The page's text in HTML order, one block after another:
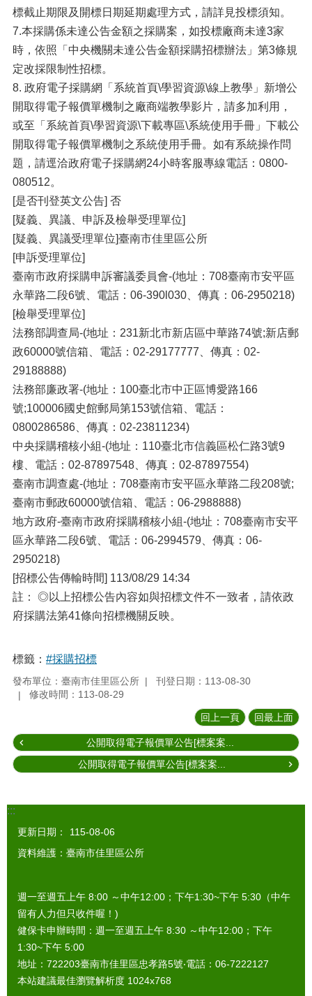
標截止期限及開標日期延期處理方式，請詳見投標須知。
7.本採購係未達公告金額之採購案，如投標廠商未達3家
時，依照「中央機關未達公告金額採購招標辦法」第3條規
定改採限制性招標。
8. 政府電子採購網「系統首頁\學習資源\線上教學」新增公
開取得電子報價單機制之廠商端教學影片，請多加利用，
或至「系統首頁\學習資源\下載專區\系統使用手冊」下載公
開取得電子報價單機制之系統使用手冊。如有系統操作問
題，請逕洽政府電子採購網24小時客服專線電話：0800-
080512。
[是否刊登英文公告] 否
[疑義、異議、申訴及檢舉受理單位]
[疑義、異議受理單位]臺南市佳里區公所
[申訴受理單位]
臺南市政府採購申訴審議委員會-(地址：708臺南市安平區
永華路二段6號、電話：06-390l030、傳真：06-2950218)
[檢舉受理單位]
法務部調查局-(地址：231新北市新店區中華路74號;新店郵
政60000號信箱、電話：02-29177777、傳真：02-
29188888)
法務部廉政署-(地址：100臺北市中正區博愛路166
號;100006國史館郵局第153號信箱、電話：
0800286586、傳真：02-23811234)
中央採購稽核小組-(地址：110臺北市信義區松仁路3號9
樓、電話：02-87897548、傳真：02-87897554)
臺南市調查處-(地址：708臺南市安平區永華路二段208號;
臺南市郵政60000號信箱、電話：06-2988888)
地方政府-臺南市政府採購稽核小組-(地址：708臺南市安平
區永華路二段6號、電話：06-2994579、傳真：06-
2950218)
[招標公告傳輸時間] 113/08/29 14:34
註： ◎以上招標公告內容如與招標文件不一致者，請依政
府採購法第41條向招標機關反映。
標籤： #採購招標
發布單位：臺南市佳里區公所
刊登日期：113-08-30
修改時間：113-08-29
回上一頁 回最上面
公開取得電子報價單公告[標案案...
公開取得電子報價單公告[標案案...
:::
更新日期：
115-08-06
資料維護：臺南市佳里區公所
週一至週五上午 8:00 ～中午12:00；下午1:30~下午 5:30（中午
留有人力但只收件喔！)
健保卡申辦時間：週一至週五上午 8:30 ～中午12:00；下午
1:30~下午 5:00
地址：722203臺南市佳里區忠孝路5號‧電話：06-7222127
本站建議最佳瀏覽解析度 1024x768